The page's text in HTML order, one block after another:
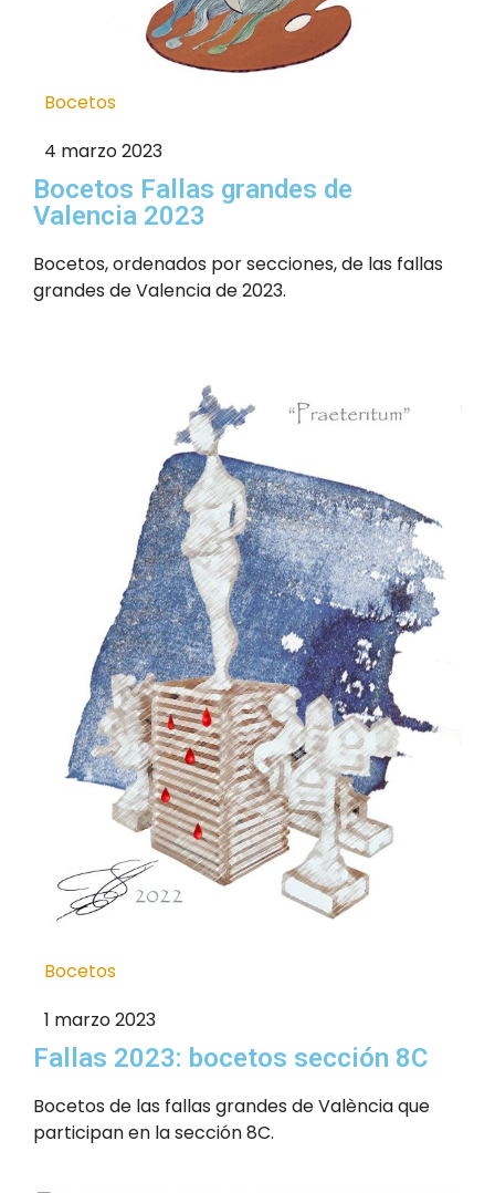
Bocetos
4 marzo 2023
Bocetos Fallas grandes de
Valencia 2023
Bocetos, ordenados por secciones, de las fallas
grandes de Valencia de 2023.
Bocetos
1 marzo 2023
Fallas 2023: bocetos sección 8C
Bocetos de las fallas grandes de València que
participan en la sección 8C.